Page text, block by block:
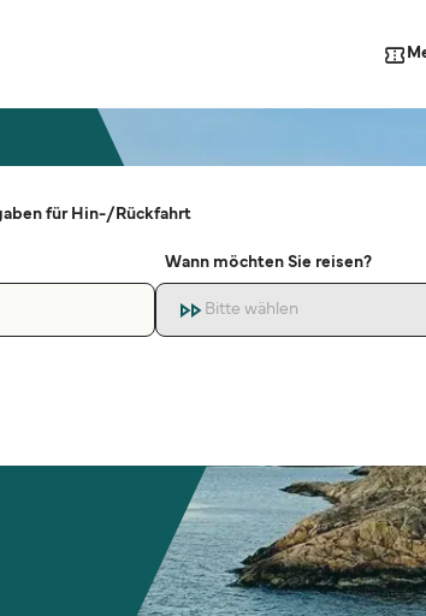
für Hin-/Rückfahrt
Wann möchten Sie reisen?
Bitte wählen